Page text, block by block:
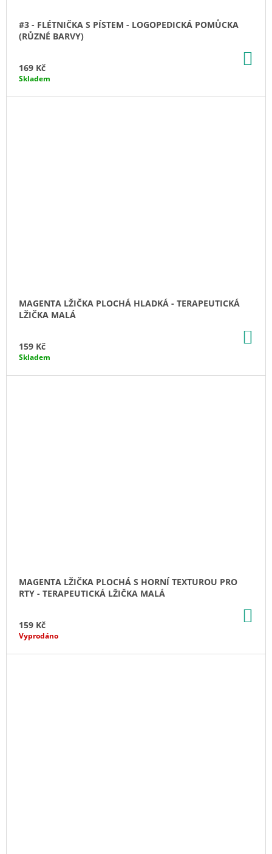
#3 - FLÉTNIČKA S PÍSTEM - LOGOPEDICKÁ POMŮCKA
(RŮZNÉ BARVY)
169 Kč
Skladem
MAGENTA LŽIČKA PLOCHÁ HLADKÁ - TERAPEUTICKÁ
LŽIČKA MALÁ
159 Kč
Skladem
MAGENTA LŽIČKA PLOCHÁ S HORNÍ TEXTUROU PRO
RTY - TERAPEUTICKÁ LŽIČKA MALÁ
159 Kč
Vyprodáno